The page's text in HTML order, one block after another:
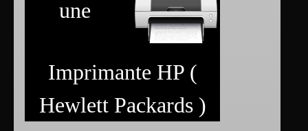
une
Imprimante HP (
Hewlett Packards )